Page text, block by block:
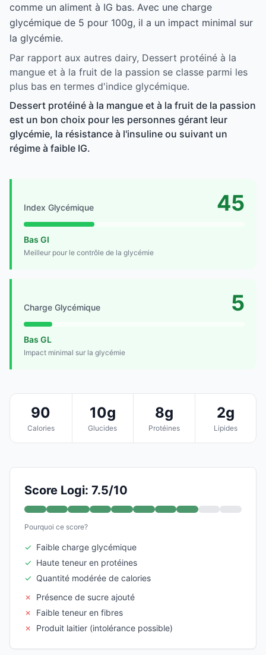
comme un aliment à IG bas. Avec une charge
glycémique de 5 pour 100g, il a un impact minimal sur
la glycémie.
Par rapport aux autres dairy, Dessert protéiné à la
mangue et à la fruit de la passion se classe parmi les
plus bas en termes d'indice glycémique.
Dessert protéiné à la mangue et à la fruit de la passion
est un bon choix pour les personnes gérant leur
glycémie, la résistance à l'insuline ou suivant un
régime à faible IG.
Index Glycémique 45
Bas GI
Meilleur pour le contrôle de la glycémie
Charge Glycémique 5
Bas GL
Impact minimal sur la glycémie
90
Calories
10g
Glucides
8g
Protéines
2g
Lipides
Score Logi: 7.5/10
Pourquoi ce score?
✓ Faible charge glycémique
✓ Haute teneur en protéines
✓ Quantité modérée de calories
✗
Présence de sucre ajouté
✗
Faible teneur en fibres
✗
Produit laitier (intolérance possible)